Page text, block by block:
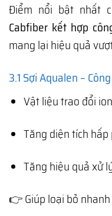
Điểm nổi bật nhất
Cabfiber kết hợp
mang lại hiệu quả
3.1 Sợi Aqualen –
Vật liệu trao đổi
Tăng diện tích hấp
Tăng hiệu quả xử
👉 Giúp loại bỏ